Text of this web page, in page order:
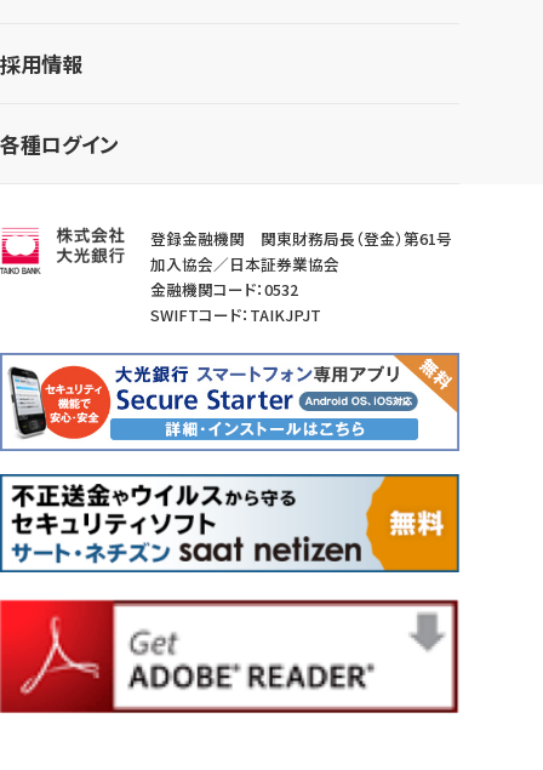
採用情報
各種ログイン
登録金融機関 関東財務局長（登金）第61号
加入協会／日本証券業協会
金融機関コード：0532
SWIFTコード：TAIKJPJT